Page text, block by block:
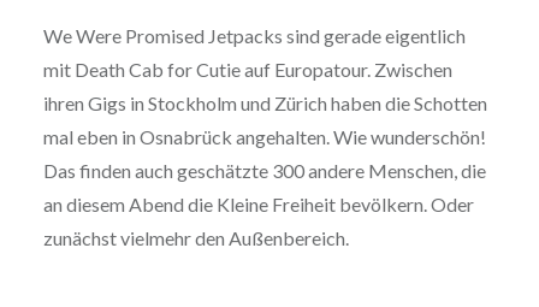
We Were Promised Jetpacks sind gerade eigentlich
mit Death Cab for Cutie auf Europatour. Zwischen
ihren Gigs in Stockholm und Zürich haben die Schotten
mal eben in Osnabrück angehalten. Wie wunderschön!
Das finden auch geschätzte 300 andere Menschen, die
an diesem Abend die Kleine Freiheit bevölkern. Oder
zunächst vielmehr den Außenbereich.